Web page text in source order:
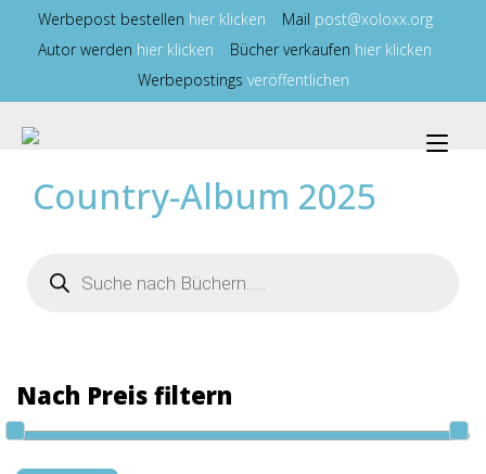
Inhalt
Werbepost bestellen hier klicken Mail post@xoloxx.org
Autor werden hier klicken Bücher verkaufen hier klicken
Werbepostings veröffentlichen
Country-Album 2025
search
Nach Preis filtern